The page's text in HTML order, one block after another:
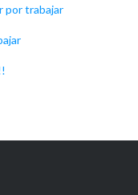
por trabajar